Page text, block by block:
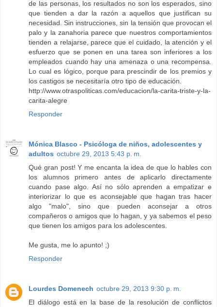
de las personas, los resultados no son los esperados, sino
que tienden a dar la razón a aquellos que justifican su
necesidad. Sin instrucciones, sin la tensión que provocan el
palo y la zanahoria parece que nuestros comportamientos
tienden a relajarse, parece que el cuidado, la atención y el
esfuerzo que se ponen en una tarea son inferiores a los
empleados cuando hay una amenaza o una recompensa.
Lo cual es lógico, porque para prescindir de los premios y
los castigos se necesitaría otro tipo de educación.
http://www.otraspoliticas.com/educacion/la-carita-triste-y-la-
carita-alegre
Responder
Mónica Blasco - Psicóloga de niños, adolescentes y
adultos octubre 29, 2013 5:43 p. m.
Qué gran post! Y me encanta la idea de que lo hables con
los alumnos primero antes de aplicarlo directamente
cuando pase algo. Así no sólo aprenden a empatizar e
interiorizar lo que es aconsejable que hagan tras hacer
algo "malo", sino que pueden aconsejar a otros
compañeros o amigos que lo hagan, y ya sabemos el peso
que tienen los amigos para los adolescentes.
Me gusta, me lo apunto! ;)
Responder
Lourdes Domenech octubre 29, 2013 9:30 p. m.
El diálogo está en la base de la resolución de conflictos